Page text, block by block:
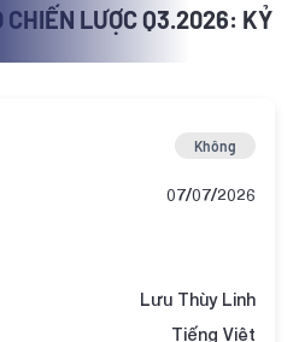
CHIẾN LƯỢC Q3.2026: KỶ
Không
07/07/2026
Lưu Thùy Linh
Tiếng Việt